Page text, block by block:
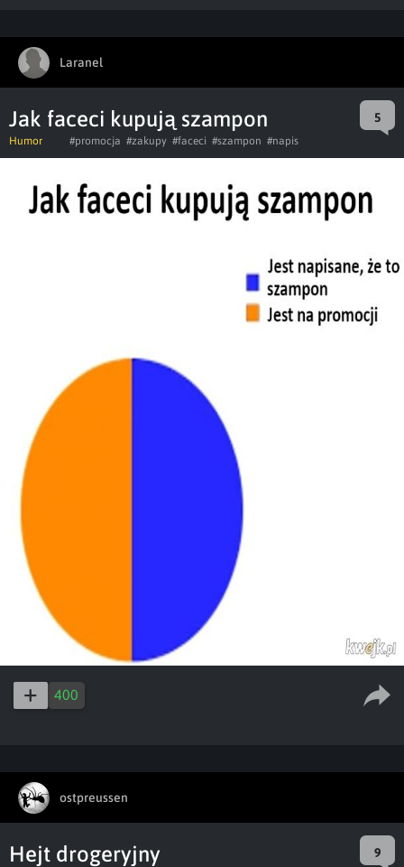
Laranel
Jak faceci kupują szampon 5
Humor #promocja #zakupy #faceci #szampon #napis
400
ostpreussen
Hejt drogeryjny 9